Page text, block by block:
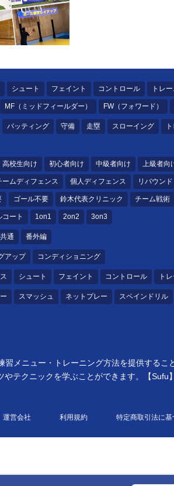
シュート フェイント コントロール トレ
MF（ミッドフィールダー） FW（フォワード）
バッティング 守備 走塁 スローイング
高校生向け 初心者向け 中級者向け 上級者向
ームディフェンス 個人ディフェンス リバウンド
ゴール不要 鈴木代表クリニック チーム戦術
ート 1on1 2on2 3on3
通 番外編
アップ コンディショニング
シュート フェイント コントロール ト
スマッシュ ネットプレー スペインドリル
メニュー・トレーニング方法を提供する
テクニックを学ぶことができます。【Sufu
運営会社 利用規約 特定商取引法に基